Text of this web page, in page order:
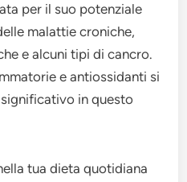
per il suo potenziale
malattie croniche,
e alcuni tipi di cancro.
e antiossidanti si
in questo
tua dieta quotidiana